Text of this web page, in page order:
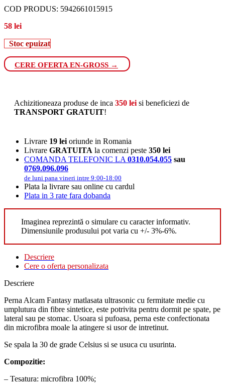
COD PRODUS: 5942661015915
58 lei
Stoc epuizat
CERE OFERTA EN-GROSS →
Achizitioneaza produse de inca 350 lei si beneficiezi de
TRANSPORT GRATUIT!
Livrare 19 lei oriunde in Romania
Livrare GRATUITA la comenzi peste 350 lei
COMANDA TELEFONIC LA 0310.054.055 sau
0769.096.096
de luni pana vineri intre 9:00-18:00
Plata la livrare sau online cu cardul
Plata in 3 rate fara dobanda
Imaginea reprezintă o simulare cu caracter informativ.
Dimensiunile produsului pot varia cu +/- 3%-6%.
Descriere
Cere o oferta personalizata
Descriere
Perna Alcam Fantasy matlasata ultrasonic cu fermitate medie cu
umplutura din fibre sintetice, este potrivita pentru dormit pe spate, pe
lateral sau pe stomac. Usoara si pufoasa, perna este confectionata
din microfibra moale la atingere si usor de intretinut.
Se spala la 30 de grade Celsius si se usuca cu usurinta.
Compozitie:
– Tesatura: microfibra 100%;